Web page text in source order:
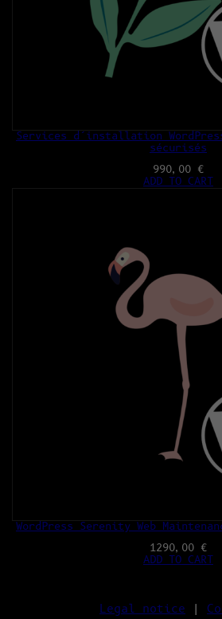
Services d’installation
sécurisés
990,00 €
ADD TO CART
WordPress Serenity Web
1290,00 €
ADD TO CART
Legal notice |